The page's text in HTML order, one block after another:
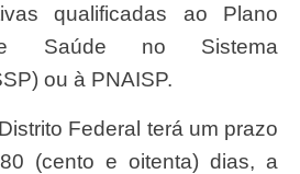
qualificadas ao Plano
Saúde no Sistema
ou à PNAISP.
Federal terá um prazo
(cento e oitenta) dias, a